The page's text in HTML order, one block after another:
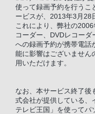
使って録画予約を行うこ
ービスが、2013年3月28
これにより、弊社の
コーダー、DVDレコーダ
への録画予約が携帯電話
能に影響はございません
用いただけます。
なお、本サービス終了後
式会社が提供している、
テレビ王国」を使ってパ